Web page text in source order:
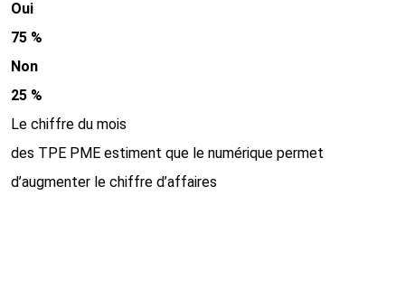
Oui
75 %
Non
25 %
Le chiffre du mois
des TPE PME estiment que le numérique permet
d’augmenter le chiffre d’affaires